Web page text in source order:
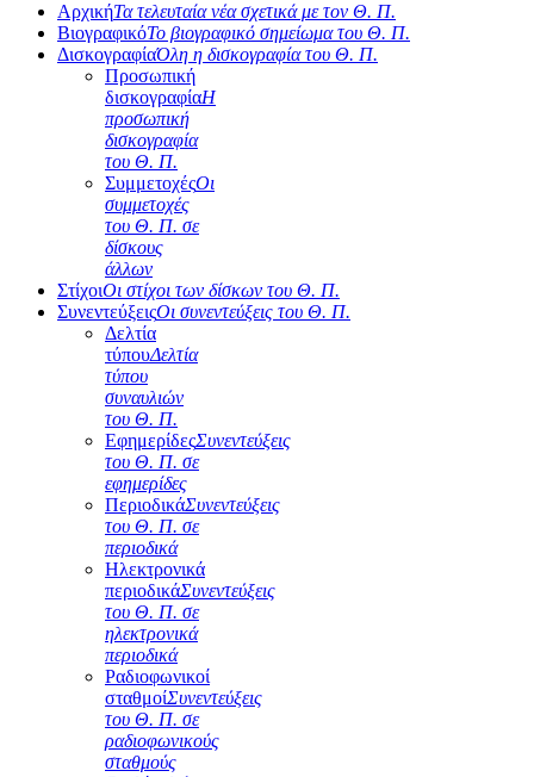
ΑρχικήΤα τελευταία νέα σχετικά με τον Θ. Π.
ΒιογραφικόΤο βιογραφικό σημείωμα του Θ. Π.
ΔισκογραφίαΌλη η δισκογραφία του Θ. Π.
Προσωπική
δισκογραφίαΗ
προσωπική
δισκογραφία
του Θ. Π.
ΣυμμετοχέςΟι
συμμετοχές
του Θ. Π. σε
δίσκους
άλλων
ΣτίχοιΟι στίχοι των δίσκων του Θ. Π.
ΣυνεντεύξειςΟι συνεντεύξεις του Θ. Π.
Δελτία
τύπουΔελτία
τύπου
συναυλιών
του Θ. Π.
ΕφημερίδεςΣυνεντεύξεις
του Θ. Π. σε
εφημερίδες
ΠεριοδικάΣυνεντεύξεις
του Θ. Π. σε
περιοδικά
Ηλεκτρονικά
περιοδικάΣυνεντεύξεις
του Θ. Π. σε
ηλεκτρονικά
περιοδικά
Ραδιοφωνικοί
σταθμοίΣυνεντεύξεις
του Θ. Π. σε
ραδιοφωνικούς
σταθμούς